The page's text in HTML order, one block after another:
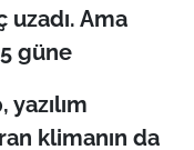
uzadı. Ama
güne
klimanın da